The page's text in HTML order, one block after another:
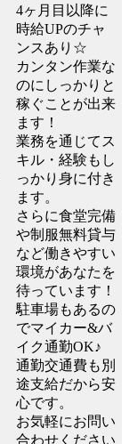
4ヶ月目以降に
時給UPのチャ
ンスあり☆
カンタン作業な
のにしっかりと
稼ぐことが出来
ます！
業務を通じてス
キル・経験もし
っかり身に付き
ます。
さらに食堂完備
や制服無料貸与
など働きやすい
環境があなたを
待っています！
駐車場もあるの
でマイカー&バ
イク通勤OK♪
通勤交通費も別
途支給だから安
心です。
お気軽にお問い
合わせください